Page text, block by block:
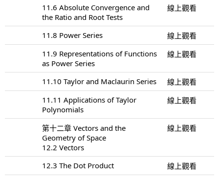
11.6 Absolute Convergence and
the Ratio and Root Tests
線上觀看
11.8 Power Series
線上觀看
11.9 Representations of Functions
as Power Series
線上觀看
11.10 Taylor and Maclaurin Series
線上觀看
11.11 Applications of Taylor
Polynomials
線上觀看
第十二章 Vectors and the
Geometry of Space
12.2 Vectors
線上觀看
12.3 The Dot Product
線上觀看